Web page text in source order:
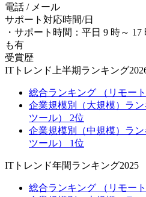
電話 / メール
サポート対応時間/日
・サポート時間：平日 9 時～
も有
受賞歴
ITトレンド上半期ランキング
総合ランキング （リモー
企業規模別（大規模）ラ
ツール） 2位
企業規模別（中規模）ラ
ツール） 1位
ITトレンド年間ランキング2025
総合ランキング （リモー